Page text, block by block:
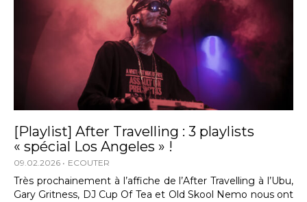
[Playlist] After Travelling : 3 playlists
« spécial Los Angeles » !
09.02.2026 ECOUTER
Très prochainement à l’affiche de l’After Travelling à l’Ubu,
Gary Gritness, DJ Cup Of Tea et Old Skool Nemo nous ont